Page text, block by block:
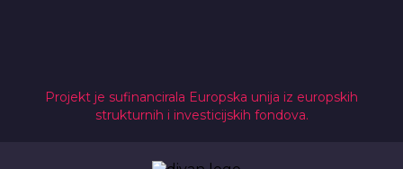
Projekt je sufinancirala Europska unija iz europskih
strukturnih i investicijskih fondova.